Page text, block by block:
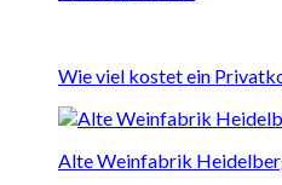
Wie viel kostet ein
Alte Weinfabrik